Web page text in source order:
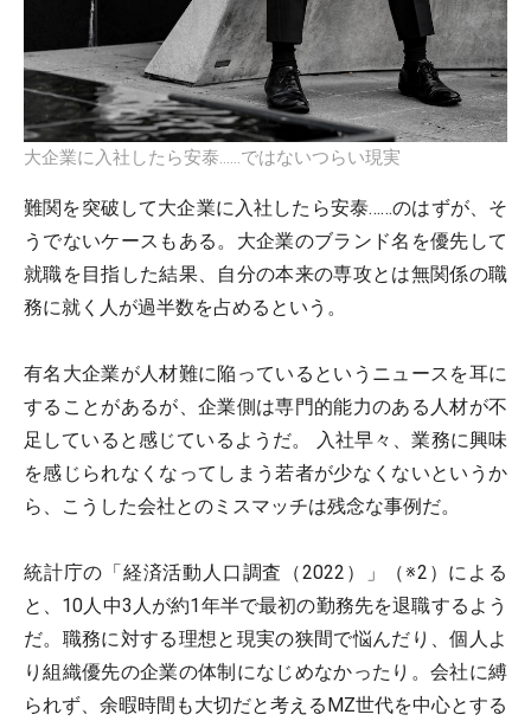
大企業に入社したら安泰……ではないつらい現実
難関を突破して大企業に入社したら安泰……のはずが、そ
うでないケースもある。大企業のブランド名を優先して
就職を目指した結果、自分の本来の専攻とは無関係の職
務に就く人が過半数を占めるという。
有名大企業が人材難に陥っているというニュースを耳に
することがあるが、企業側は専門的能力のある人材が不
足していると感じているようだ。 入社早々、業務に興味
を感じられなくなってしまう若者が少なくないというか
ら、こうした会社とのミスマッチは残念な事例だ。
統計庁の「経済活動人口調査（2022）」（※2）による
と、10人中3人が約1年半で最初の勤務先を退職するよう
だ。職務に対する理想と現実の狭間で悩んだり、個人よ
り組織優先の企業の体制になじめなかったり。会社に縛
られず、余暇時間も大切だと考えるMZ世代を中心とする